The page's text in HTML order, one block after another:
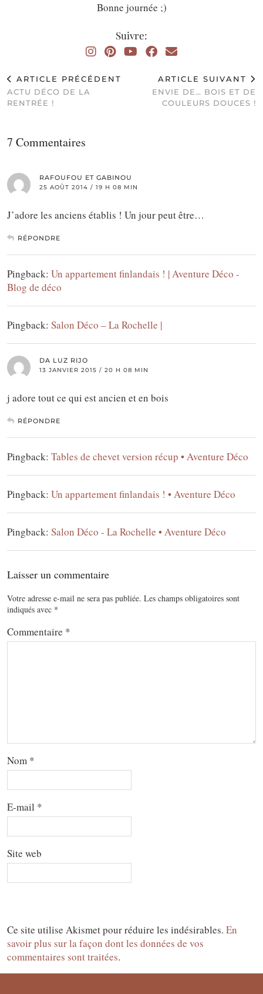
Bonne journée ;)
Suivre:
ARTICLE PRÉCÉDENT
ACTU DÉCO DE LA
RENTRÉE !
ARTICLE SUIVANT
ENVIE DE… BOIS ET DE
COULEURS DOUCES !
7 Commentaires
RAFOUFOU ET GABINOU
25 AOÛT 2014 / 19 H 08 MIN
J’adore les anciens établis ! Un jour peut être…
RÉPONDRE
Pingback: Un appartement finlandais ! | Aventure Déco -
Blog de déco
Pingback: Salon Déco – La Rochelle |
DA LUZ RIJO
13 JANVIER 2015 / 20 H 08 MIN
j adore tout ce qui est ancien et en bois
RÉPONDRE
Pingback: Tables de chevet version récup • Aventure Déco
Pingback: Un appartement finlandais ! • Aventure Déco
Pingback: Salon Déco - La Rochelle • Aventure Déco
Laisser un commentaire
Votre adresse e-mail ne sera pas publiée. Les champs obligatoires sont
indiqués avec *
Commentaire *
Nom *
E-mail *
Site web
Ce site utilise Akismet pour réduire les indésirables. En
savoir plus sur la façon dont les données de vos
commentaires sont traitées.